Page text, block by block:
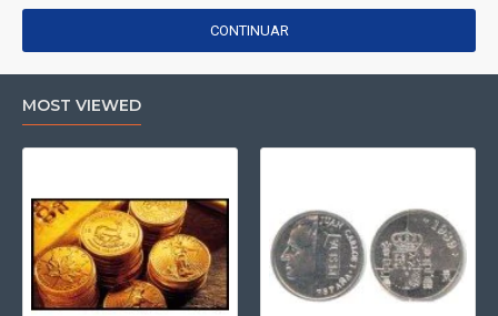
CONTINUAR
MOST VIEWED